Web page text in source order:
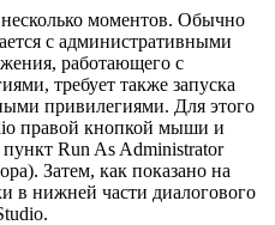
моментов. Обычно
с административными
работающего с
требует также запуска
привилегиями. Для этого
правой кнопкой мыши и
Run As Administrator
Затем, как показано на
в нижней части диалогового